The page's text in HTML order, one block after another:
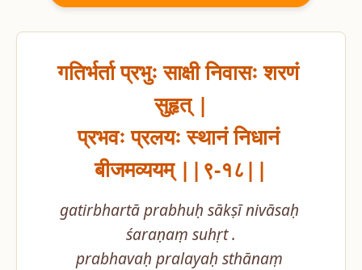
गतिर्भर्ता प्रभुः साक्षी निवासः शरणं
सुहृत् |
प्रभवः प्रलयः स्थानं निधानं
बीजमव्ययम् ||९-१८||
gatirbhartā prabhuḥ sākṣī nivāsaḥ
śaraṇaṃ suhṛt .
prabhavaḥ pralayaḥ sthānaṃ